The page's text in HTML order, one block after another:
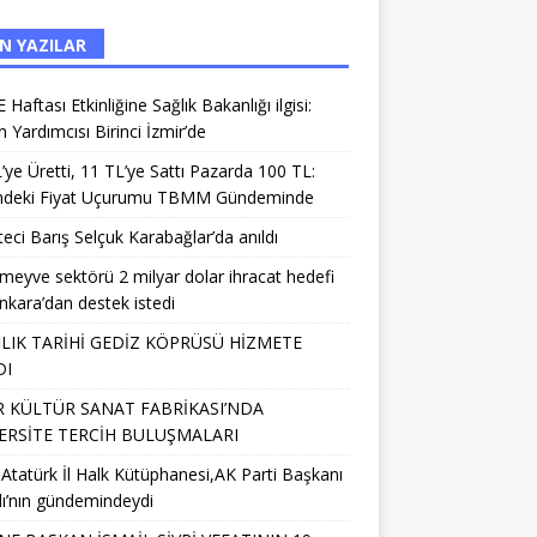
YAZILAR
Haftası Etkinliğine Sağlık Bakanlığı ilgisi:
Yardımcısı Birinci İzmir’de
Üretti, 11 TL’ye Sattı Pazarda 100 TL:
Fiyat Uçurumu TBMM Gündeminde
Barış Selçuk Karabağlar’da anıldı
sektörü 2 milyar dolar ihracat hedefi
destek istedi
TARİHİ GEDİZ KÖPRÜSÜ HİZMETE
KÜLTÜR SANAT FABRİKASI’NDA
TERCİH BULUŞMALARI
İl Halk Kütüphanesi,AK Parti Başkanı
gündemindeydi